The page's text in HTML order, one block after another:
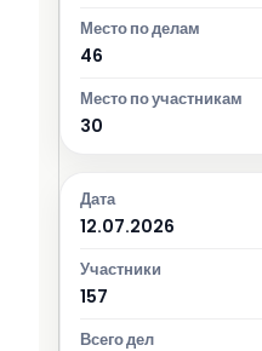
46
30
12.07.2026
157